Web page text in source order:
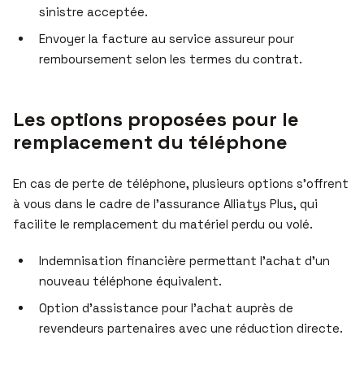
sinistre acceptée.
Envoyer la facture au service assureur pour
remboursement selon les termes du contrat.
Les options proposées pour le
remplacement du téléphone
En cas de perte de téléphone, plusieurs options s’offrent
à vous dans le cadre de l’assurance Alliatys Plus, qui
facilite le remplacement du matériel perdu ou volé.
Indemnisation financière permettant l’achat d’un
nouveau téléphone équivalent.
Option d’assistance pour l’achat auprès de
revendeurs partenaires avec une réduction directe.